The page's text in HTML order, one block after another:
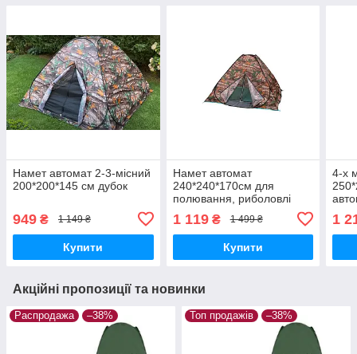
Намет автомат 2-3-місний
200*200*145 см дубок
949 ₴ 1 149 ₴
Купити
Намет автомат
240*240*170см для
полювання, риболовлі
1 119₴ 1 499 ₴
Купити
4-х
1
Акційні пропозиції та новинки
Распродажа –38% Топ продажів –38%